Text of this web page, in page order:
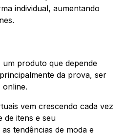
individual, aumentando
produto que depende
da prova, ser
online.
vem crescendo cada vez
de itens e seu
tendências de moda e